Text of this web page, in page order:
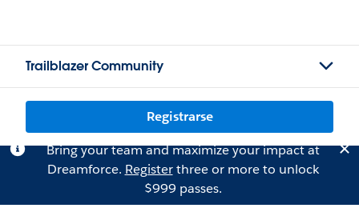
Trailblazer Community
Registrarse
Bring your team and maximize your impact at
Dreamforce. Registerthree or more to unlock
$999 passes.